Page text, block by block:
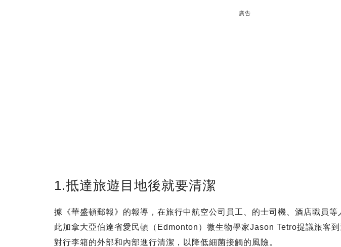
廣告
1.抵達旅遊目地後就要清潔
據《華盛頓郵報》的報導，在旅行中航空公司員工、的士司機、酒店職員等
此加拿大亞伯達省愛民頓（Edmonton）微生物學家Jason Tetro提議旅客到
對行李箱的外部和內部進行清潔，以降低細菌接觸的風險。